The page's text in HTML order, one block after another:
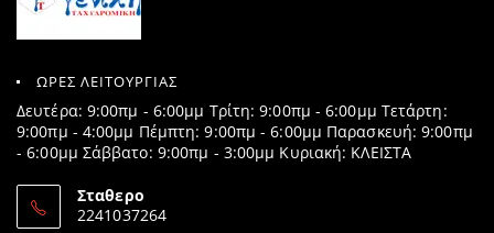
ΩΡΕΣ ΛΕΙΤΟΥΡΓΙΑΣ
Δευτέρα: 9:00πμ - 6:00μμ Τρίτη: 9:00πμ - 6:00μμ Τετάρτη:
9:00πμ - 4:00μμ Πέμπτη: 9:00πμ - 6:00μμ Παρασκευή: 9:00πμ
- 6:00μμ Σάββατο: 9:00πμ - 3:00μμ Κυριακή: ΚΛΕΙΣΤΑ
Σταθερο
2241037264